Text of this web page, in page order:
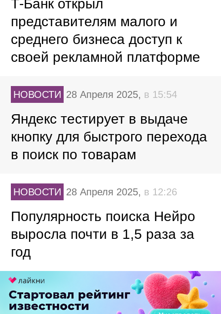
Т-Банк открыл
представителям малого и
среднего бизнеса доступ к
своей рекламной платформе
НОВОСТИ 28 Апреля 2025, в 15:54
Яндекс тестирует в выдаче
кнопку для быстрого перехода
в поиск по товарам
НОВОСТИ 28 Апреля 2025, в 12:26
Популярность поиска Нейро
выросла почти в 1,5 раза за
год